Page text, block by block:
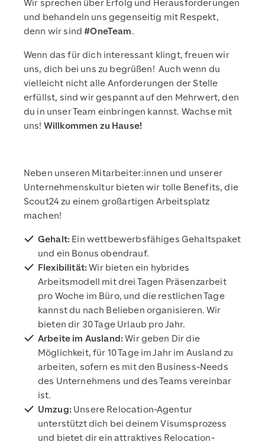
Wir sprechen über Erfolg und Herausforderungen
und behandeln uns gegenseitig mit Respekt,
denn wir sind#OneTeam.
Wenn das für dich interessant klingt, freuen wir
uns, dich bei uns zu begrüßen! Auch wenn du
vielleicht nicht alle Anforderungen der Stelle
erfüllst, sind wir gespannt auf den Mehrwert, den
du in unser Team einbringen kannst. Wachse mit
uns! Willkommen zu Hause!
Neben unseren Mitarbeiter:innen und unserer
Unternehmenskultur bieten wir tolle Benefits, die
Scout24 zu einem großartigen Arbeitsplatz
machen!
Gehalt: Ein wettbewerbsfähiges Gehaltspaket
und ein Bonus obendrauf.
Flexibilität:Wir bieten ein hybrides
Arbeitsmodell mit drei Tagen Präsenzarbeit
pro Woche im Büro, und die restlichen Tage
kannst du nach Belieben organisieren. Wir
bieten dir 30 Tage Urlaub pro Jahr.
Arbeite im Ausland:Wir geben Dir die
Möglichkeit, für 10 Tage im Jahr im Ausland zu
arbeiten, sofern es mit den Business-Needs
des Unternehmens und des Teams vereinbar
ist.
Umzug:Unsere Relocation-Agentur
unterstützt dich bei deinem Visumsprozess
und bietet dir ein attraktives Relocation-